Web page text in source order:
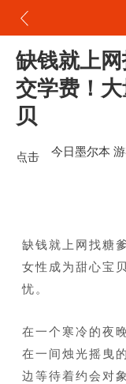
缺钱就上
交学费！
贝
点击
今日墨尔本
缺钱就上网找糖
女性成为甜心宝
忧。
在一个寒冷的夜
在一间烛光摇曳
边等待着约会对